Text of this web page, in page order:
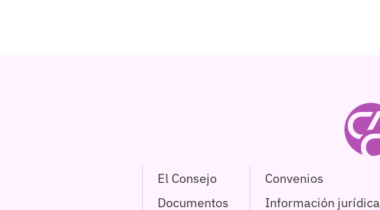
El Consejo
Documentos
Convenios
Información jurídica